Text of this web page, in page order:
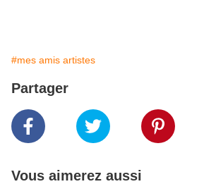
#mes amis artistes
Partager
Vous aimerez aussi